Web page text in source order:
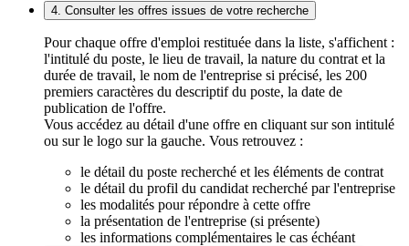
4. Consulter les offres issues de votre recherche
Pour chaque offre d'emploi restituée dans la liste, s'affichent :
l'intitulé du poste, le lieu de travail, la nature du contrat et la
durée de travail, le nom de l'entreprise si précisé, les 200
premiers caractères du descriptif du poste, la date de
publication de l'offre.
Vous accédez au détail d'une offre en cliquant sur son intitulé
ou sur le logo sur la gauche. Vous retrouvez :
le détail du poste recherché et les éléments de contrat
le détail du profil du candidat recherché par l'entreprise
les modalités pour répondre à cette offre
la présentation de l'entreprise (si présente)
les informations complémentaires le cas échéant